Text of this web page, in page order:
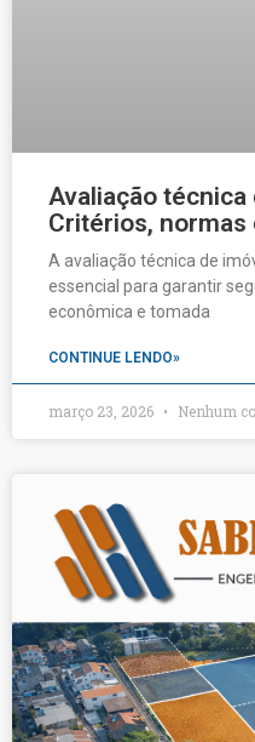
Avaliação
Critérios,
A avaliação técnica de
essencial para garantir
econômica e tomada
CONTINUE LENDO»
março 23, 2026 Nenhum